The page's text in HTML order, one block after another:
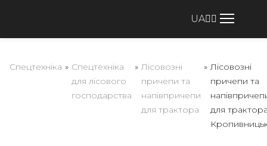
UA
Спецтехніка » Спецтехніка
для лісового
господарства
» Лісовозні
причепи та
напівпричепи
для трактора
» Лісовозні
причепи та
для